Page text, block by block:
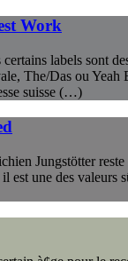
Work
labels sont
The/Das ou Yeah
suisse (…)
Jungstötter
il est une des